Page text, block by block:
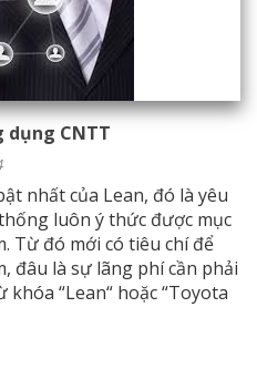
CNTT
nhất của Lean, đó là yêu
luôn ý thức được mục
Từ đó mới có tiêu chí để
đâu là sự lãng phí cần phải
“Lean“ hoặc “Toyota